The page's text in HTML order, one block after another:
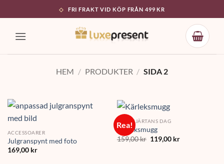
to
content
FRI FRAKT VID KÖP FRÅN 499 KR
HEM / PRODUKTER / SIDA 2
ACCESSOARER
Julgranspynt med foto
169,00 kr
Rea!
ALLA HJÄRTANS DAG
Kärleksmugg
159,00kr Det
ursprungliga
119,00 krDet